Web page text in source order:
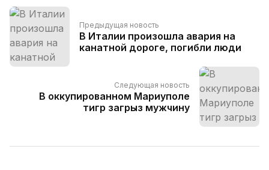
Предыдущая новость
В Италии произошла авария на
канатной дороге, погибли люди
Следующая новость
В оккупированном Мариуполе
тигр загрыз мужчину